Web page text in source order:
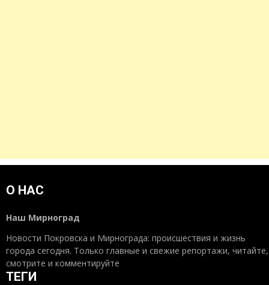
О НАС
Наш Мирноград
Новости Покровска и Мирнограда: происшествия и жизнь
города сегодня. Только главные и свежие репортажи, читайте,
смотрите и комментируйте
ТЕГИ